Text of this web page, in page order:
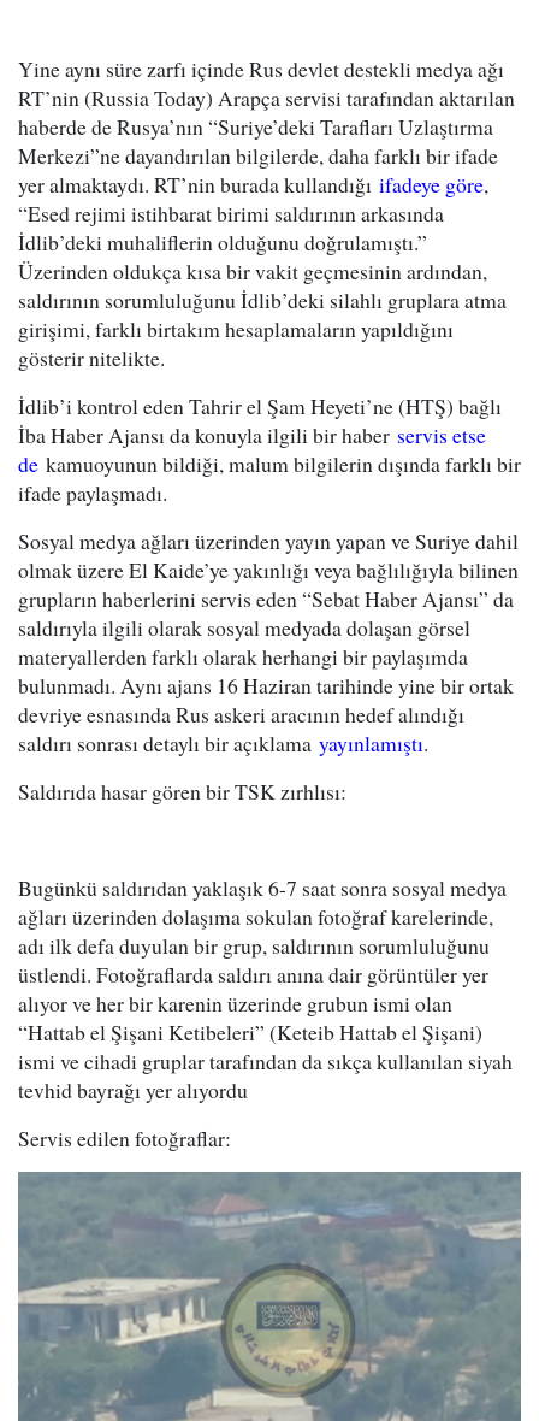
Yine aynı süre zarfı içinde Rus devlet destekli medya ağı
RT’nin (Russia Today) Arapça servisi tarafından aktarılan
haberde de Rusya’nın “Suriye’deki Tarafları Uzlaştırma
Merkezi”ne dayandırılan bilgilerde, daha farklı bir ifade
yer almaktaydı. RT’nin burada kullandığı ifadeye göre,
“Esed rejimi istihbarat birimi saldırının arkasında
İdlib’deki muhaliflerin olduğunu doğrulamıştı.”
Üzerinden oldukça kısa bir vakit geçmesinin ardından,
saldırının sorumluluğunu İdlib’deki silahlı gruplara atma
girişimi, farklı birtakım hesaplamaların yapıldığını
gösterir nitelikte.
İdlib’i kontrol eden Tahrir el Şam Heyeti’ne (HTŞ) bağlı
İba Haber Ajansı da konuyla ilgili bir haber servis etse
de kamuoyunun bildiği, malum bilgilerin dışında farklı bir
ifade paylaşmadı.
Sosyal medya ağları üzerinden yayın yapan ve Suriye dahil
olmak üzere El Kaide’ye yakınlığı veya bağlılığıyla bilinen
grupların haberlerini servis eden “Sebat Haber Ajansı” da
saldırıyla ilgili olarak sosyal medyada dolaşan görsel
materyallerden farklı olarak herhangi bir paylaşımda
bulunmadı. Aynı ajans 16 Haziran tarihinde yine bir ortak
devriye esnasında Rus askeri aracının hedef alındığı
saldırı sonrası detaylı bir açıklama yayınlamıştı.
Saldırıda hasar gören bir TSK zırhlısı:
Bugünkü saldırıdan yaklaşık 6-7 saat sonra sosyal medya
ağları üzerinden dolaşıma sokulan fotoğraf karelerinde,
adı ilk defa duyulan bir grup, saldırının sorumluluğunu
üstlendi. Fotoğraflarda saldırı anına dair görüntüler yer
alıyor ve her bir karenin üzerinde grubun ismi olan
“Hattab el Şişani Ketibeleri” (Keteib Hattab el Şişani)
ismi ve cihadi gruplar tarafından da sıkça kullanılan siyah
tevhid bayrağı yer alıyordu
Servis edilen fotoğraflar: